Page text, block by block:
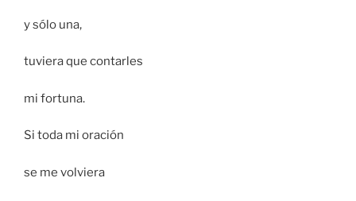
y sólo una,
tuviera que contarles
mi fortuna.
Si toda mi oración
se me volviera